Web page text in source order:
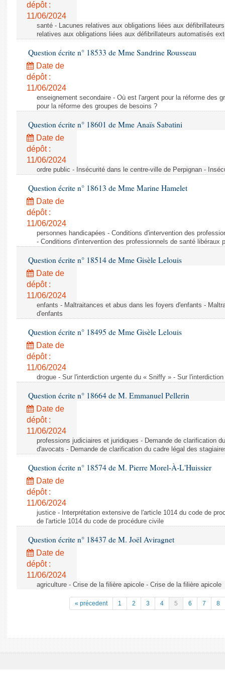
Baromètre de l’application des lois
Dossiers législatifs
Budget et sécurité sociale
Questions écrites et orales
Comptes rendus des débats
dépôt :
11/06/2024
santé - Lacunes relatives aux obligations liées aux
relatives aux obligations liées aux défibrillateurs automatisés
Question écrite n° 18533 de Mme Sandrine Rousseau
Date de
dépôt :
11/06/2024
enseignement secondaire - Où est l'argent pour la réforme des
pour la réforme des groupes de besoins ?
Question écrite n° 18601 de Mme Anaïs Sabatini
Date de
dépôt :
11/06/2024
ordre public - Insécurité dans le centre-ville de Perpignan -
Question écrite n° 18613 de Mme Marine Hamelet
Date de
dépôt :
11/06/2024
personnes handicapées - Conditions d'intervention des
- Conditions d'intervention des professionnels de santé libéraux
Question écrite n° 18514 de Mme Gisèle Lelouis
Date de
dépôt :
11/06/2024
enfants - Maltraitances et abus dans les foyers d'enfants -
d'enfants
Question écrite n° 18495 de Mme Gisèle Lelouis
Date de
dépôt :
11/06/2024
drogue - Sur l'interdiction urgente du « Sniffy » - Sur
Question écrite n° 18664 de M. Emmanuel Pellerin
Date de
dépôt :
11/06/2024
professions judiciaires et juridiques - Demande de clarification
d'avocats - Demande de clarification du cadre légal des
Question écrite n° 18574 de M. Pierre Morel-À-L'Huissier
Date de
dépôt :
11/06/2024
justice - Interprétation extensive de l'article 1014 du code de
de l'article 1014 du code de procédure civile
Question écrite n° 18437 de M. Joël Aviragnet
Date de
dépôt :
11/06/2024
agriculture - Crise de la filière apicole - Crise de la filière apicole
« précedent 1 2 3 4 5 6 7 8